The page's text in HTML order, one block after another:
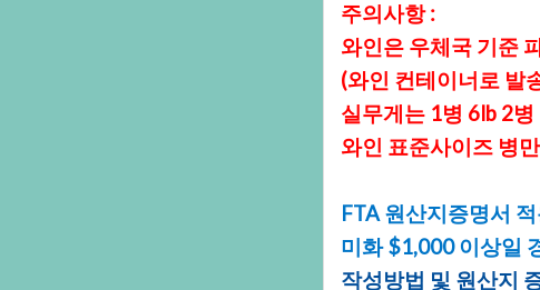
주의사항:
와인은우체국기준
(와인컨테이너로발
실무게는1병6lb2
와인표준사이즈병
FTA원산지증명서
미화$1,000이상일
작성방법및원산지